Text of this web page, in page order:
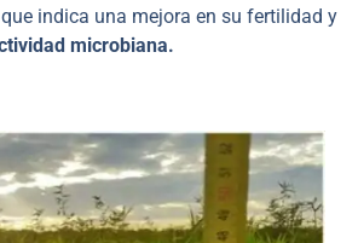
indica una mejora en su fertilidad y
microbiana.